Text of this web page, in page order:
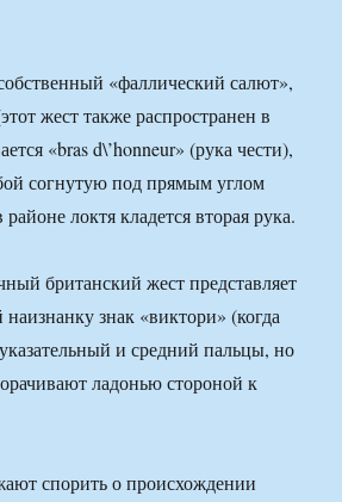
«фаллический салют»,
жест также распространен в
«bras d\’honneur» (рука чести),
согнутую под прямым углом
локтя кладется вторая рука.
британский жест представляет
знак «виктори» (когда
и средний пальцы, но
ладонью стороной к
спорить о происхождении